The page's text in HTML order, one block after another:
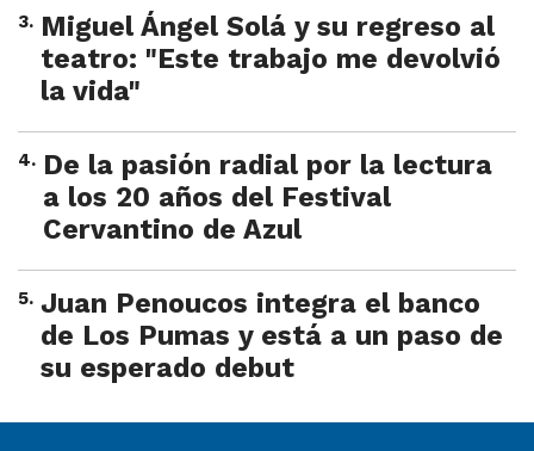
3. Miguel Ángel Solá y su regreso al
teatro: "Este trabajo me devolvió
la vida"
4. De la pasión radial por la lectura
a los 20 años del Festival
Cervantino de Azul
5. Juan Penoucos integra el banco
de Los Pumas y está a un paso de
su esperado debut